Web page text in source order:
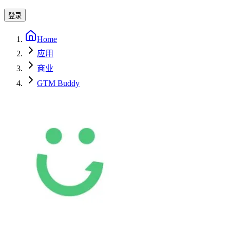
登录
Home
应用
商业
GTM Buddy